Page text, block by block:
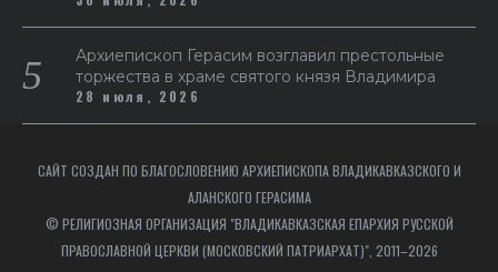
Архиепископ Герасим возглавил престольные
торжества в храме святого князя Владимира
28 июля, 2026
САЙТ СОЗДАН ПО БЛАГОСЛОВЕНИЮ АРХИЕПИСКОПА ВЛАДИКАВКАЗСКОГО И
АЛАНСКОГО ГЕРАСИМА
© РЕЛИГИОЗНАЯ ОРГАНИЗАЦИЯ "ВЛАДИКАВКАЗСКАЯ ЕПАРХИЯ РУССКОЙ
ПРАВОСЛАВНОЙ ЦЕРКВИ (МОСКОВСКИЙ ПАТРИАРХАТ)", 2011–2026